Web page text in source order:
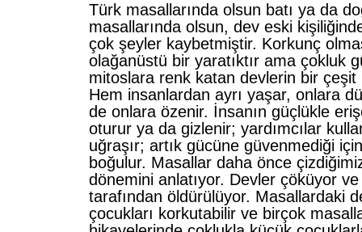
Türk masallarında olsun batı ya da
masallarında olsun, dev eski
çok şeyler kaybetmiştir. Korkunç
olağanüstü bir yaratıktır ama çokluk
mitoslara renk katan devlerin bir çeşit
Hem insanlardan ayrı yaşar, onlara
de onlara özenir. İnsanın güçlükle
oturur ya da gizlenir; yardımcılar
uğraşır; artık gücüne güvenmediği
boğulur. Masallar daha önce
dönemini anlatıyor. Devler çöküyor
tarafından öldürülüyor. Masallardaki
çocukları korkutabilir ve birçok